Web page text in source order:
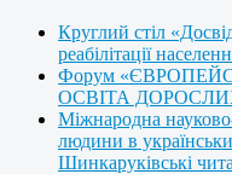
Круглий стіл
реабілітації
Форум
ОСВІТА
Міжнародна
людини в
Шинкаруківські